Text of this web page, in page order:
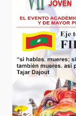
brasileiro: o
comunidade
Carlos Assunção
doutoramento,
questão do
da comunidade
município de
sua leitura,